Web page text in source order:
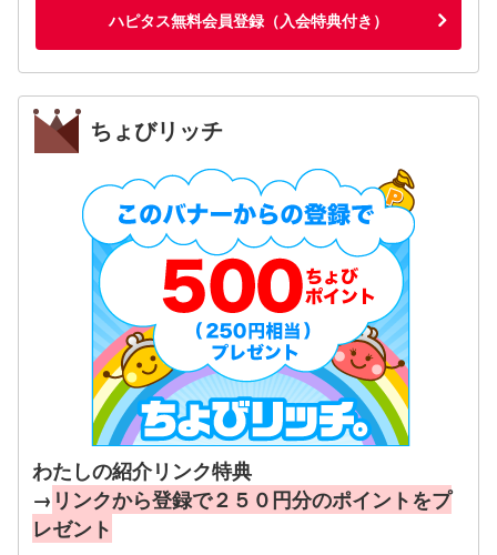
ハピタス無料会員登録（入会特典付き）
ちょびリッチ
わたしの紹介リンク特典
→ リンクから登録で２５０円分のポイントをプ
レゼント